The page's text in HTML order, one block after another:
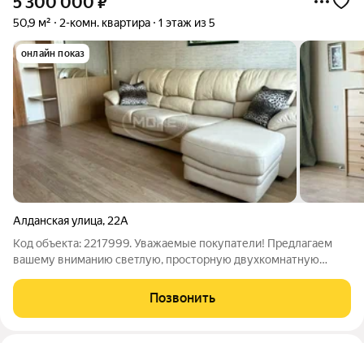
50,9 м² 2-комн. квартира 1 этаж из 5
онлайн показ
Алданская улица, 22А
Код объекта: 2217999. Уважаемые покупатели! Предлагаем
вашему вниманию светлую, просторную двухкомнатную
квартиры 50.9 м : - гостиная 17 м с выходом на балкон - спальня
11.6 м с просторной,
Позвонить